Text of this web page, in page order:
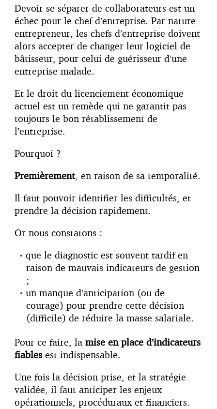
Devoir se séparer de collaborateurs est un
échec pour le chef d’entreprise. Par nature
entrepreneur, les chefs d’entreprise doivent
alors accepter de changer leur logiciel de
bâtisseur, pour celui de guérisseur d’une
entreprise malade.
Et le droit du licenciement économique
actuel est un remède qui ne garantit pas
toujours le bon rétablissement de
l’entreprise.
Pourquoi ?
Premièrement, en raison de sa temporalité.
Il faut pouvoir identifier les difficultés, et
prendre la décision rapidement.
Or nous constatons :
que le diagnostic est souvent tardif en
raison de mauvais indicateurs de gestion
;
un manque d’anticipation (ou de
courage) pour prendre cette décision
(difficile) de réduire la masse salariale.
Pour ce faire, la mise en place d’indicateurs
fiables est indispensable.
Une fois la décision prise, et la stratégie
validée, il faut anticiper les enjeux
opérationnels, procéduraux et financiers.